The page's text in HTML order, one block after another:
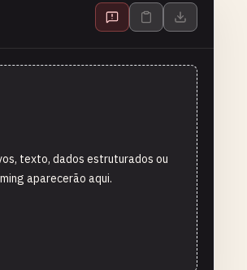
texto, dados estruturados ou
aparecerão aqui.